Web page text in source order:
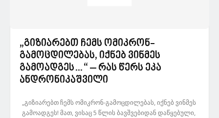
„გიზიარებთ ჩემს ომიკრონ-
გამოცდილებას, იქნებ ვინმეს
გამოადგეს…“ – რას წერს ეკა
ანდრონიკაშვილი
„გიზიარებთ ჩემს ომიკრონ-გამოცდილებას, იქნებ ვინმეს
გამოადგეს! მათ, ვისაც 5 წლის ბავშვებიდან დაწყებული,